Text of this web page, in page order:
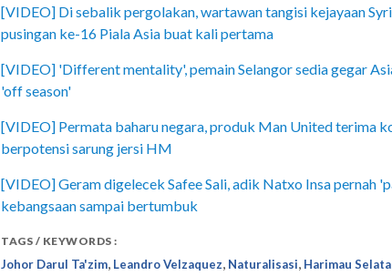
[VIDEO] Di sebalik pergolakan, wartawan tangisi kejayaan
pusingan ke-16 Piala Asia buat kali pertama
[VIDEO] 'Different mentality', pemain Selangor sedia gegar
'off season'
[VIDEO] Permata baharu negara, produk Man United terima
berpotensi sarung jersi HM
[VIDEO] Geram digelecek Safee Sali, adik Natxo Insa pernah
kebangsaan sampai bertumbuk
TAGS / KEYWORDS :
Johor Darul Ta'zim, Leandro Velzaquez, Naturalisasi, Harimau